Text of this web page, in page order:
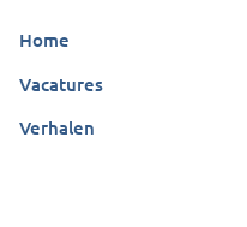
Home
Vacatures
Verhalen